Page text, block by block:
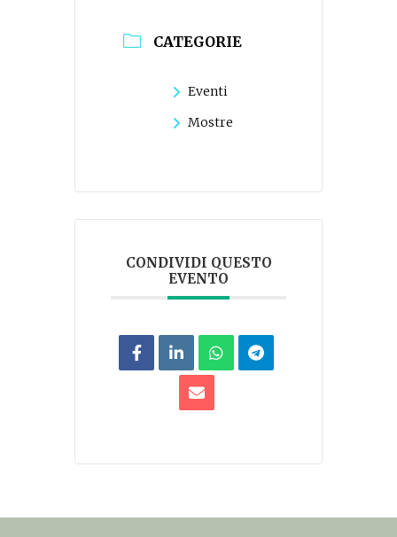
CATEGORIE
Eventi
Mostre
CONDIVIDI QUESTO
EVENTO